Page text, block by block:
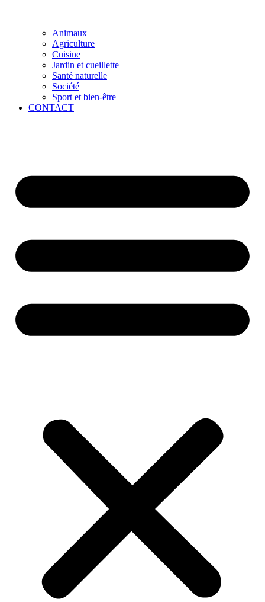
Animaux
Agriculture
Cuisine
Jardin et cueillette
Santé naturelle
Société
Sport et bien-être
CONTACT